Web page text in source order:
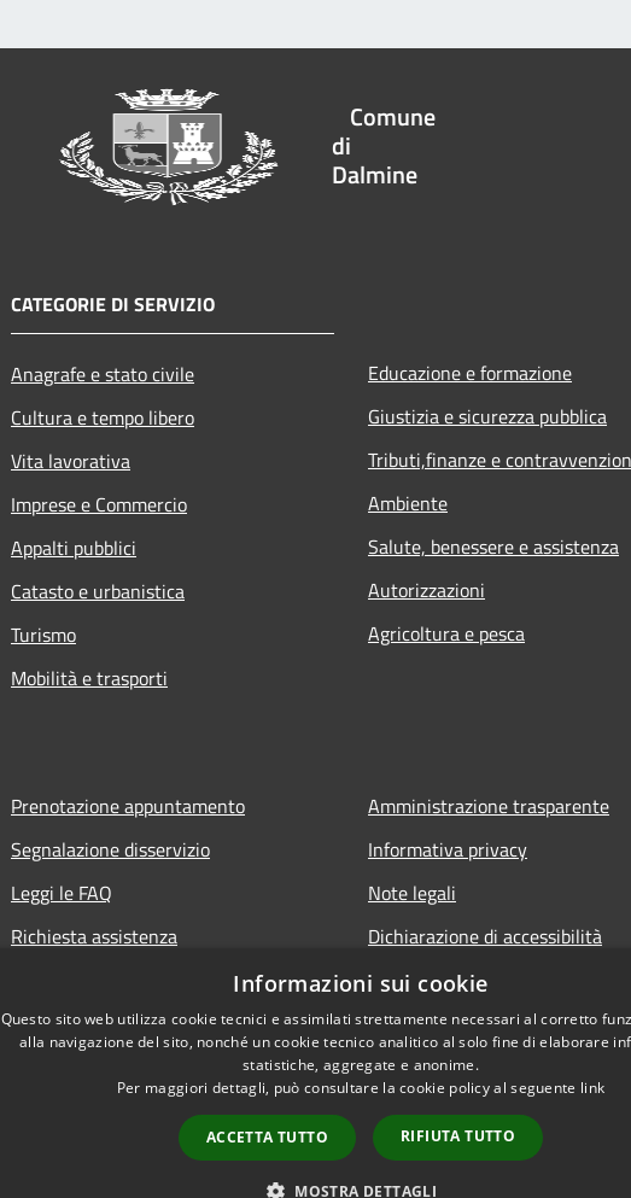
Comune
di
Dalmine
CATEGORIE DI SERVIZIO
Anagrafe e stato civile
Cultura e tempo libero
Vita lavorativa
Imprese e Commercio
Appalti pubblici
Catasto e urbanistica
Turismo
Mobilità e trasporti
Educazione e formazione
Giustizia e sicurezza pubblica
Tributi,finanze e
Ambiente
Salute, benessere e assistenza
Autorizzazioni
Agricoltura e pesca
Prenotazione appuntamento
Segnalazione disservizio
Leggi le FAQ
Richiesta assistenza
Amministrazione trasparente
Informativa privacy
Note legali
Dichiarazione di accessibilità
Piano di miglioramento del sito
Copyright © 2026 • Comune
Informazioni sui cookie
Questo sito web utilizza cookie tecnici e assimilati strettamente necessari al corretto
alla navigazione del sito, nonché un cookie tecnico analitico al solo fine di elaborare
statistiche, aggregate e anonime.
Per maggiori dettagli, può consultare la cookie policy al seguente link
ACCETTA TUTTO RIFIUTA TUTTO
MOSTRA DETTAGLI